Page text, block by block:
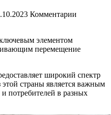
Комментарии
из
к
мировой
торговой
элементом
перемещение
широкий спектр
страны является важным
потребителей в разных